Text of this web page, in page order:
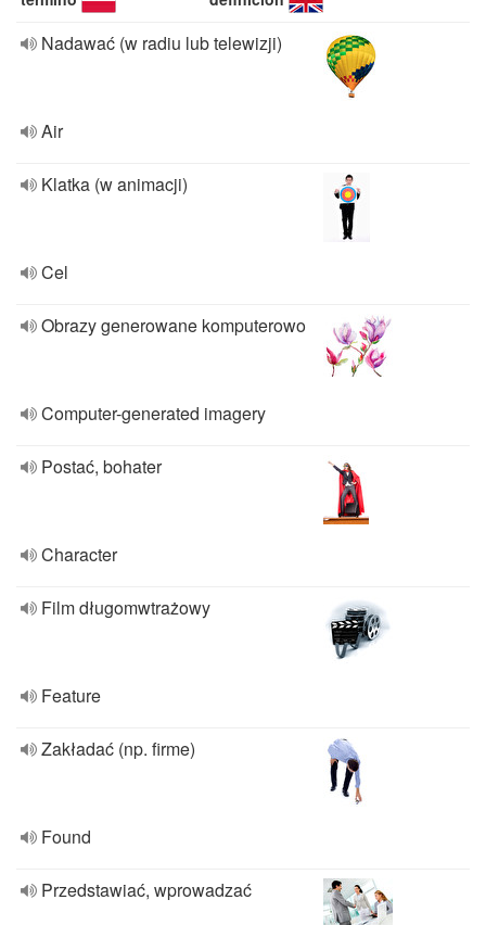
Nadawać (w radiu lub telewizji)
Air
Klatka (w animacji)
Cel
Obrazy generowane komputerowo
Computer-generated imagery
Postać, bohater
Character
Film długomwtrażowy
Feature
Zakładać (np. firme)
Found
Przedstawiać, wprowadzać